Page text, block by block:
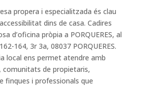
propera i especialitzada és clau
dins de casa. Cadires
d’oficina pròpia a PORQUERES, al
164, 3r 3a, 08037 PORQUERES.
local ens permet atendre amb
comunitats de propietaris,
finques i professionals que